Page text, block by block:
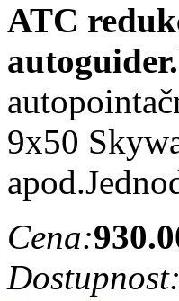
ATC
autoguider.
9x50
Cena:
Dostupnost: